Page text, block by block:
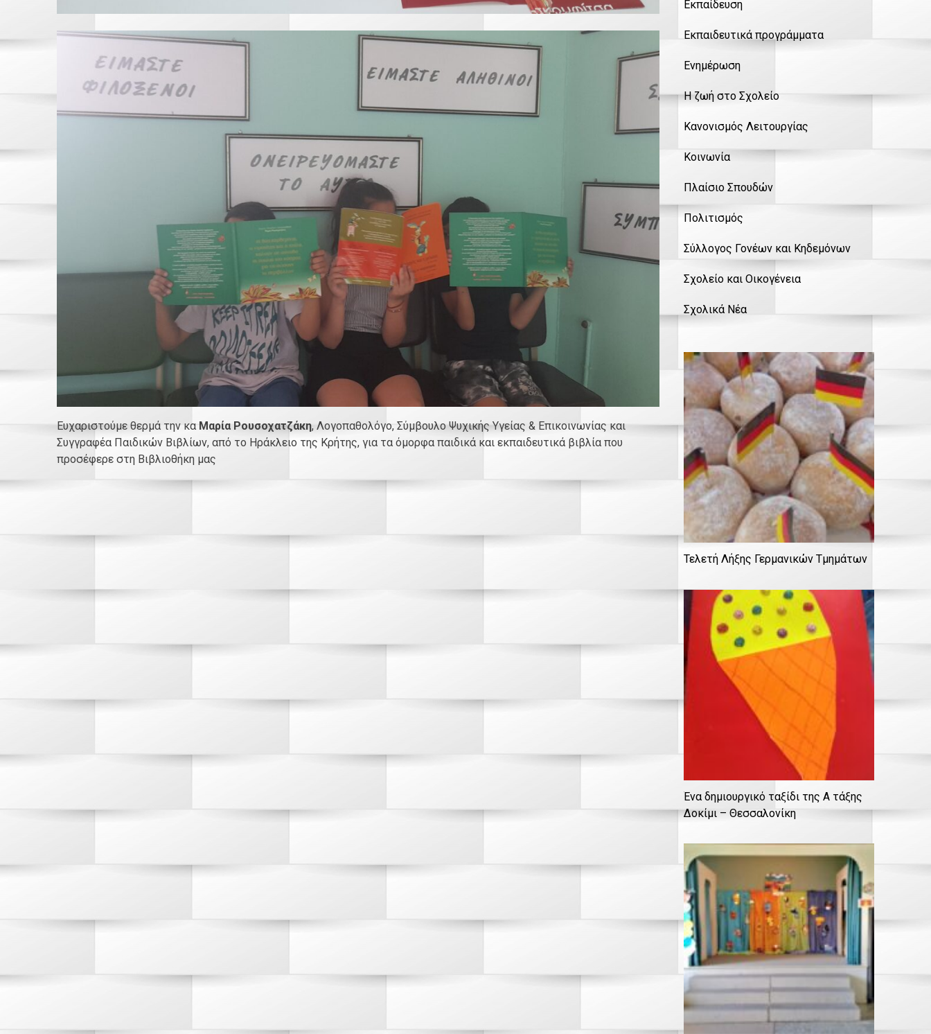
Ευχαριστούμε θερμά την κα Μαρία Ρουσοχατζάκη, Λογοπαθολόγο, Σύμβουλο Ψυχικής Υγείας & Επικοινωνίας και
Συγγραφέα Παιδικών Βιβλίων, από το Ηράκλειο της Κρήτης, για τα όμορφα παιδικά και εκπαιδευτικά βιβλία που
προσέφερε στη Βιβλιοθήκη μας
Εκπαίδευση
Εκπαιδευτικά προγράμματα
Ενημέρωση
Η ζωή στο Σχολείο
Κανονισμός Λειτουργίας
Κοινωνία
Πλαίσιο Σπουδών
Πολιτισμός
Σύλλογος Γονέων και Κηδεμόνων
Σχολείο και Οικογένεια
Σχολικά Νέα
Τελετή Λήξης Γερμανικών Τμημάτων
Ένα δημιουργικό ταξίδι της Α τάξης
Δοκίμι – Θεσσαλονίκη